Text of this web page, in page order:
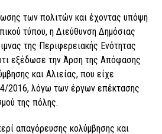
των πολιτών και έχοντας υπόψη
τύπου, η Διεύθυνση Δημόσιας
της Περιφερειακής Ενότητας
εξέδωσε την Άρση της Απόφασης
και Αλιείας, που είχε
2016, λόγω των έργων επέκτασης
της πόλης.
απαγόρευσης κολύμβησης και